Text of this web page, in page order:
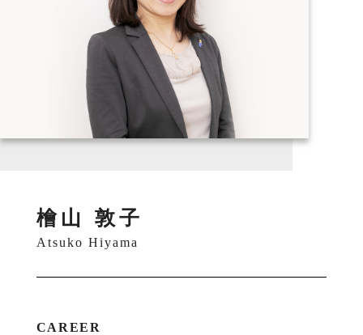
檜山 敦子
Atsuko Hiyama
CAREER